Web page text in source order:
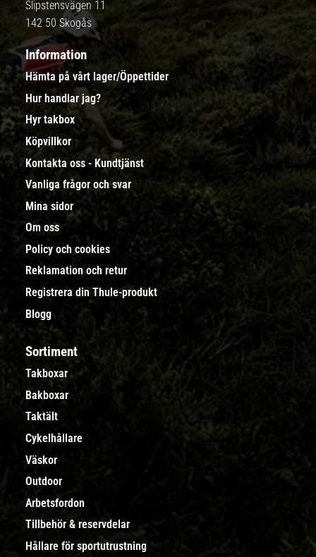
Slipstensvägen 11
142 50 Skogås
Information
Hämta på vårt lager/Öppettider
Hur handlar jag?
Hyr takbox
Köpvillkor
Kontakta oss - Kundtjänst
Vanliga frågor och svar
Mina sidor
Om oss
Policy och cookies
Reklamation och retur
Registrera din Thule-produkt
Blogg
Sortiment
Takboxar
Bakboxar
Taktält
Cykelhållare
Väskor
Outdoor
Arbetsfordon
Tillbehör & reservdelar
Hållare för sportutrustning